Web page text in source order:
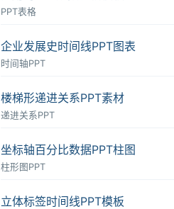
PPT表格
企业发展史时间线PPT图表
时间轴PPT
楼梯形递进关系PPT素材
递进关系PPT
坐标轴百分比数据PPT柱图
柱形图PPT
立体标签时间线PPT模板